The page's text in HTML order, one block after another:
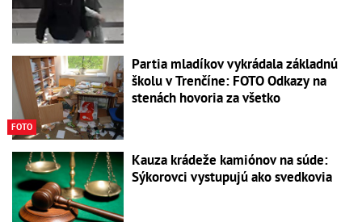
FOTO
Partia mladíkov vykrádala základnú
školu v Trenčíne: FOTO Odkazy na
stenách hovoria za všetko
Kauza krádeže kamiónov na súde:
Sýkorovci vystupujú ako svedkovia